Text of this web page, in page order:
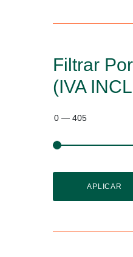
Filtrar
(IVA
0 — 405
APLICAR